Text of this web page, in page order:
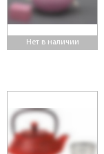
Нет в наличии